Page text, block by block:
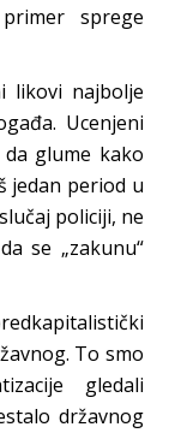
sprege
likovi najbolje
Ucenjeni
glume kako
jedan period u
policiji, ne
se „zakunu“
To smo
gledali
državnog